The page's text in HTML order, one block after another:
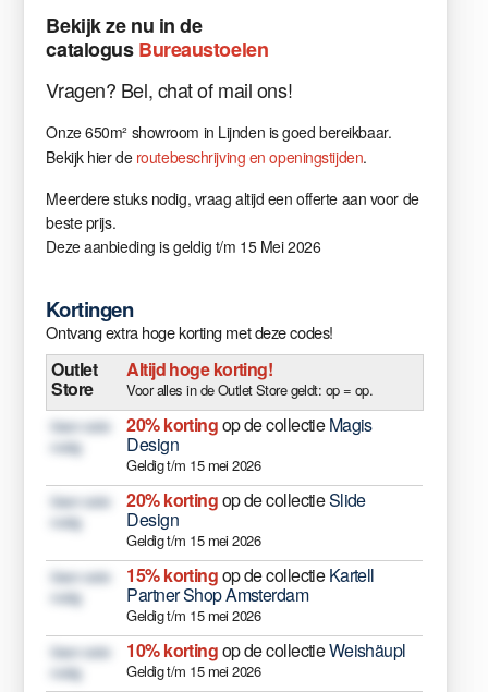
Bekijkze nu inde
catalogusBureaustoelen
Vragen? Bel, chat of mail ons!
Onze 650m² showroom in Lijnden is goed bereikbaar.
Bekijk hier de routebeschrijving en openingstijden.
Meerdere stuks nodig, vraag altijd een offerte aan voor de
beste prijs.
Deze aanbieding is geldig t/m 15 Mei 2026
Kortingen
Ontvang extra hoge korting met deze codes!
Outlet
Store
Altijd hoge korting!
Voor alles in de Outlet Store geldt: op = op.
Geen code
nodig
20% kortingop de collectieMagis
Design
Geldig t/m 15 mei 2026
Geen code
nodig
20% kortingop de collectieSlide
Design
Geldig t/m 15 mei 2026
Geen code
nodig
15% kortingop de collectieKartell
Partner Shop Amsterdam
Geldig t/m 15 mei 2026
Geen code
nodig
10% kortingop de collectieWeishäupl
Geldig t/m 15 mei 2026